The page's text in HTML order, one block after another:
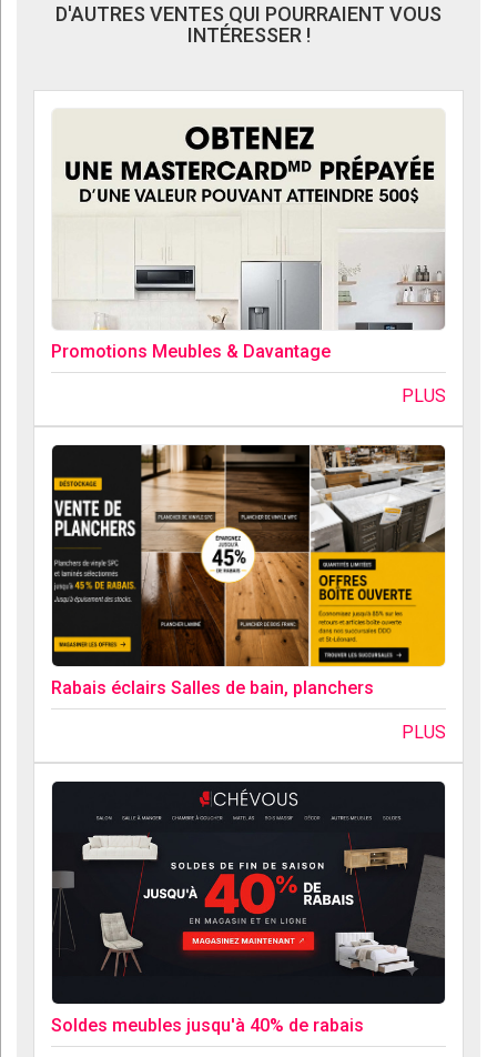
D'AUTRES VENTES QUI POURRAIENT VOUS
INTÉRESSER !
Promotions Meubles & Davantage
PLUS
Rabais éclairs Salles de bain, planchers
PLUS
Soldes meubles jusqu'à 40% de rabais